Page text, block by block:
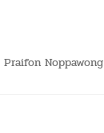
Praifon Noppawong